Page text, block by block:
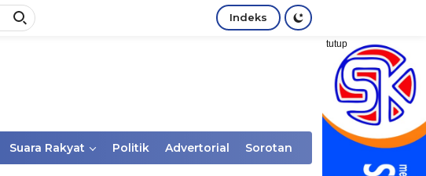
Indeks
tutup
Suara Rakyat Politik Advertorial Sorotan